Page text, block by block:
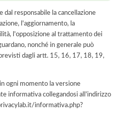
dal responsabile la cancellazione
l'aggiornamento, la
l'opposizione al trattamento dei
nonché in generale può
dagli artt. 15, 16, 17, 18, 19,
ogni momento la versione
informativa collegandosi all'indirizzo
informativa.php?